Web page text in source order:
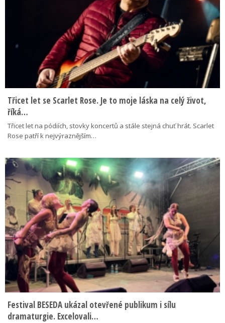
Třicet let se Scarlet Rose. Je to moje láska na celý život,
říká…
Třicet let na pódiích, stovky koncertů a stále stejná chuť hrát. Scarlet
Rose patří k nejvýraznějším…
Festival BESEDA ukázal otevřené publikum i sílu
dramaturgie. Excelovali…